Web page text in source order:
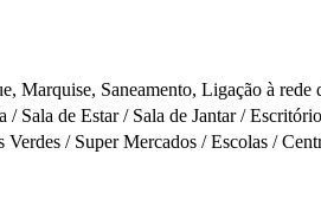
Marquise, Saneamento, Ligação à
Sala de Estar / Sala de Jantar /
/ Super Mercados / Escolas /